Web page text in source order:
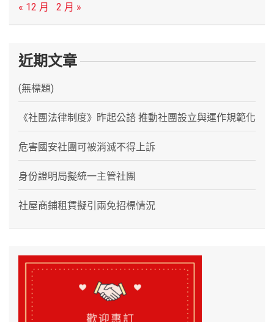
« 12 月
2 月 »
近期文章
(無標題)
《社團法律制度》昨起公諮 推動社團設立與運作規範化
危害國安社團可被消滅不得上訴
身份證明局擬統一主管社團
社屋商鋪租賃擬引兩免招標情況